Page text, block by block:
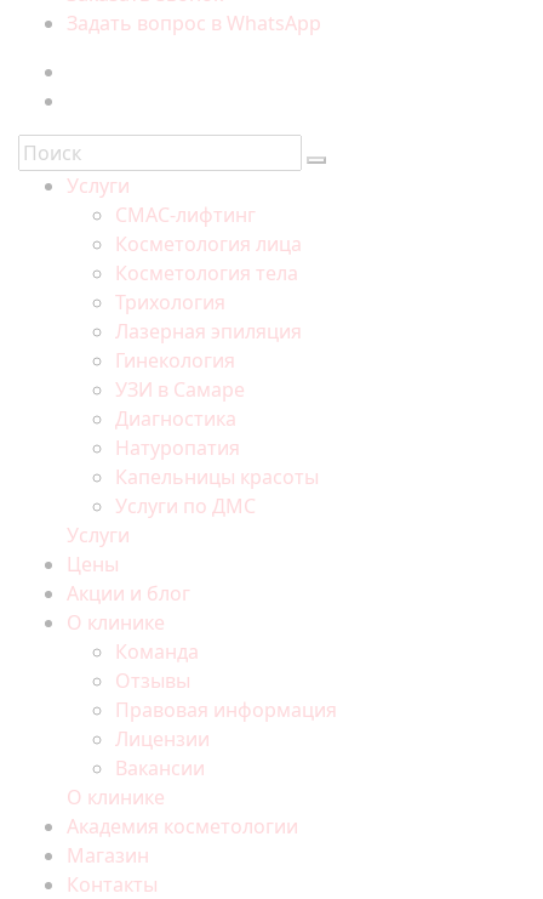
Задать вопрос в WhatsApp
Услуги
СМАС-лифтинг
Косметология лица
Косметология тела
Трихология
Лазерная эпиляция
Гинекология
УЗИ в Самаре
Диагностика
Натуропатия
Капельницы красоты
Услуги по ДМС
Услуги
Цены
Акции и блог
О клинике
Команда
Отзывы
Правовая информация
Лицензии
Вакансии
О клинике
Академия косметологии
Магазин
Контакты